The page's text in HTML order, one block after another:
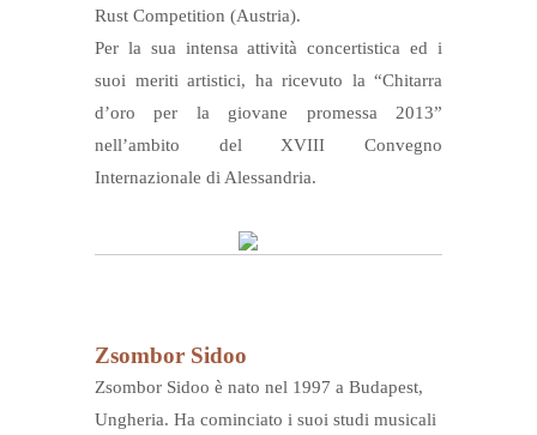
Rust Competition (Austria).
Per la sua intensa attività concertistica ed i
suoi meriti artistici, ha ricevuto la “Chitarra
d’oro per la giovane promessa 2013”
nell’ambito del XVIII Convegno
Internazionale di Alessandria.
Zsombor Sidoo
Zsombor Sidoo è nato nel 1997 a Budapest,
Ungheria. Ha cominciato i suoi studi musicali